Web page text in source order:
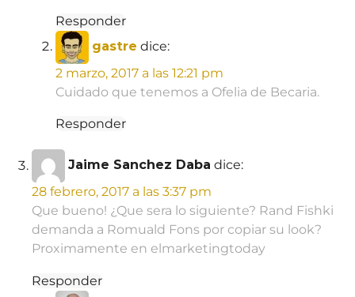
Responder
gastre dice:
2 marzo, 2017 a las 12:21 pm
Cuidado que tenemos a Ofelia de Becaria.
Responder
Jaime Sanchez Daba dice:
28 febrero, 2017 a las 3:37 pm
Que bueno! ¿Que sera lo siguiente? Rand Fishki
demanda a Romuald Fons por copiar su look?
Proximamente en elmarketingtoday
Responder